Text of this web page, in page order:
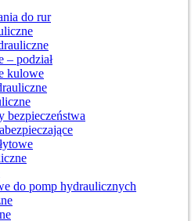
do rur
– podział
kulowe
bezpieczeństwa
do pomp hydraulicznych